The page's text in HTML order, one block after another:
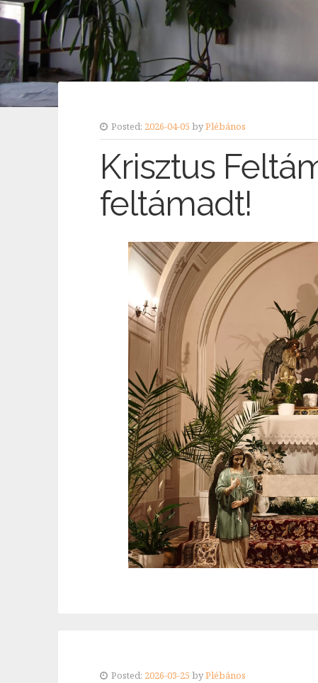
Posted: 2026-04-05 byPlébános
Krisztus
feltámadt!
Posted: 2026-03-25 byPlébános